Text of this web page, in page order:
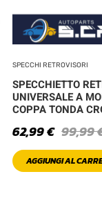
SPECCHI RETROVISORI
SPECCHIETTO
UNIVERSALE A
COPPA TONDA
99,99
62,99€
AGGIUNGI AL